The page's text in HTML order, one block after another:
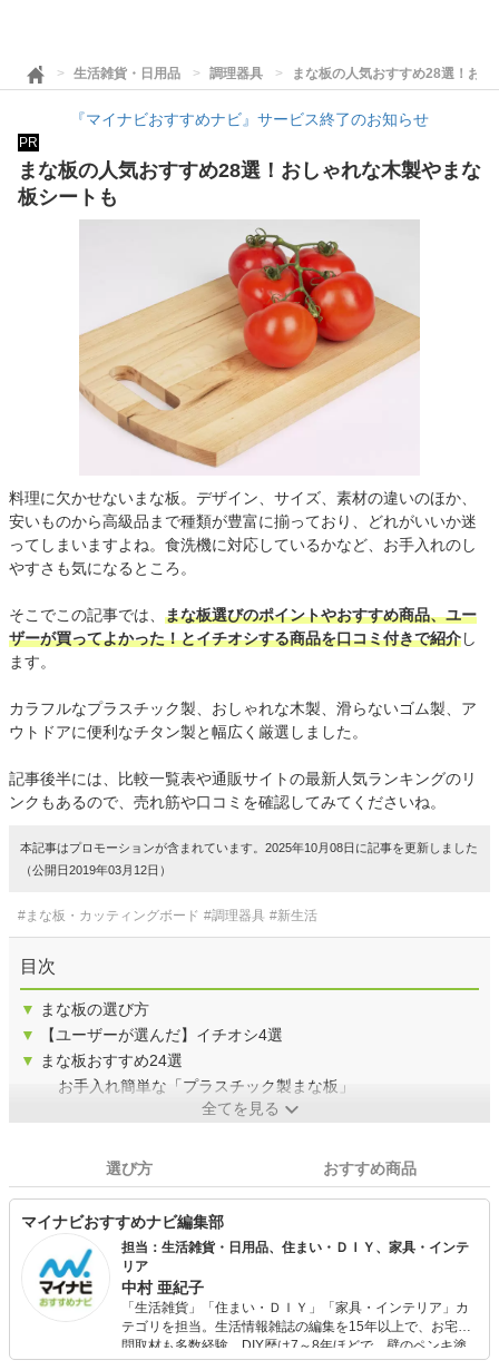
生活雑貨・日用品 調理器具 まな板の人気おすすめ28選！お
『マイナビおすすめナビ』サービス終了のお知らせ
PR
まな板の人気おすすめ28選！おしゃれな木製やまな
板シートも
料理に欠かせないまな板。デザイン、サイズ、素材の違いのほか、
安いものから高級品まで種類が豊富に揃っており、どれがいいか迷
ってしまいますよね。食洗機に対応しているかなど、お手入れのし
やすさも気になるところ。
そこでこの記事では、 まな板選びのポイントやおすすめ商品、ユー
ザーが買ってよかった！とイチオシする商品を口コミ付きで紹介し
ます。
カラフルなプラスチック製、おしゃれな木製、滑らないゴム製、ア
ウトドアに便利なチタン製と幅広く厳選しました。
記事後半には、比較一覧表や通販サイトの最新人気ランキングのリ
ンクもあるので、売れ筋や口コミを確認してみてくださいね。
本記事はプロモーションが含まれています。2025年10月08日に記事を更新しました
（公開日2019年03月12日）
#まな板・カッティングボード #調理器具 #新生活
目次
▼
まな板の選び方
▼
【ユーザーが選んだ】イチオシ4選
▼
まな板おすすめ24選
お手入れ簡単な「プラスチック製まな板」
全てを見る
選び方 おすすめ商品
マイナビおすすめナビ編集部
担当：生活雑貨・日用品、住まい・ＤＩＹ、家具・インテ
リア
中村 亜紀子
「生活雑貨」「住まい・ＤＩＹ」「家具・インテリア」カ
テゴリを担当。生活情報雑誌の編集を15年以上で、お宅訪
問取材も多数経験。DIY歴は7～8年ほどで、壁のペンキ塗
りや壁紙チェンジなどもチャレンジ済み。初心者でもモノ